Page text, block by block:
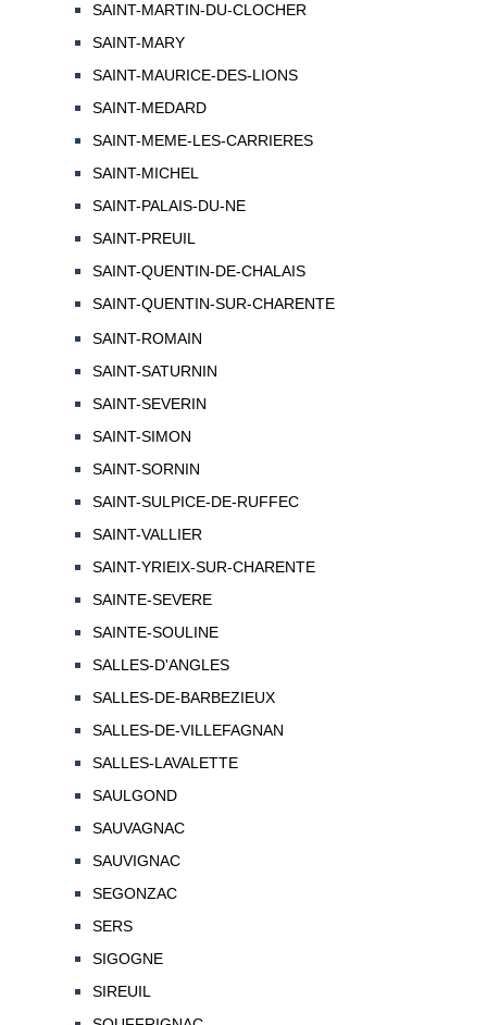
SAINT-MARTIN-DU-CLOCHER
SAINT-MARY
SAINT-MAURICE-DES-LIONS
SAINT-MEDARD
SAINT-MEME-LES-CARRIERES
SAINT-MICHEL
SAINT-PALAIS-DU-NE
SAINT-PREUIL
SAINT-QUENTIN-DE-CHALAIS
SAINT-QUENTIN-SUR-CHARENTE
SAINT-ROMAIN
SAINT-SATURNIN
SAINT-SEVERIN
SAINT-SIMON
SAINT-SORNIN
SAINT-SULPICE-DE-RUFFEC
SAINT-VALLIER
SAINT-YRIEIX-SUR-CHARENTE
SAINTE-SEVERE
SAINTE-SOULINE
SALLES-D'ANGLES
SALLES-DE-BARBEZIEUX
SALLES-DE-VILLEFAGNAN
SALLES-LAVALETTE
SAULGOND
SAUVAGNAC
SAUVIGNAC
SEGONZAC
SERS
SIGOGNE
SIREUIL